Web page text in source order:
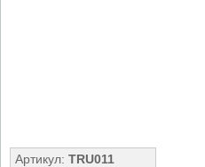
Артикул: TRU011